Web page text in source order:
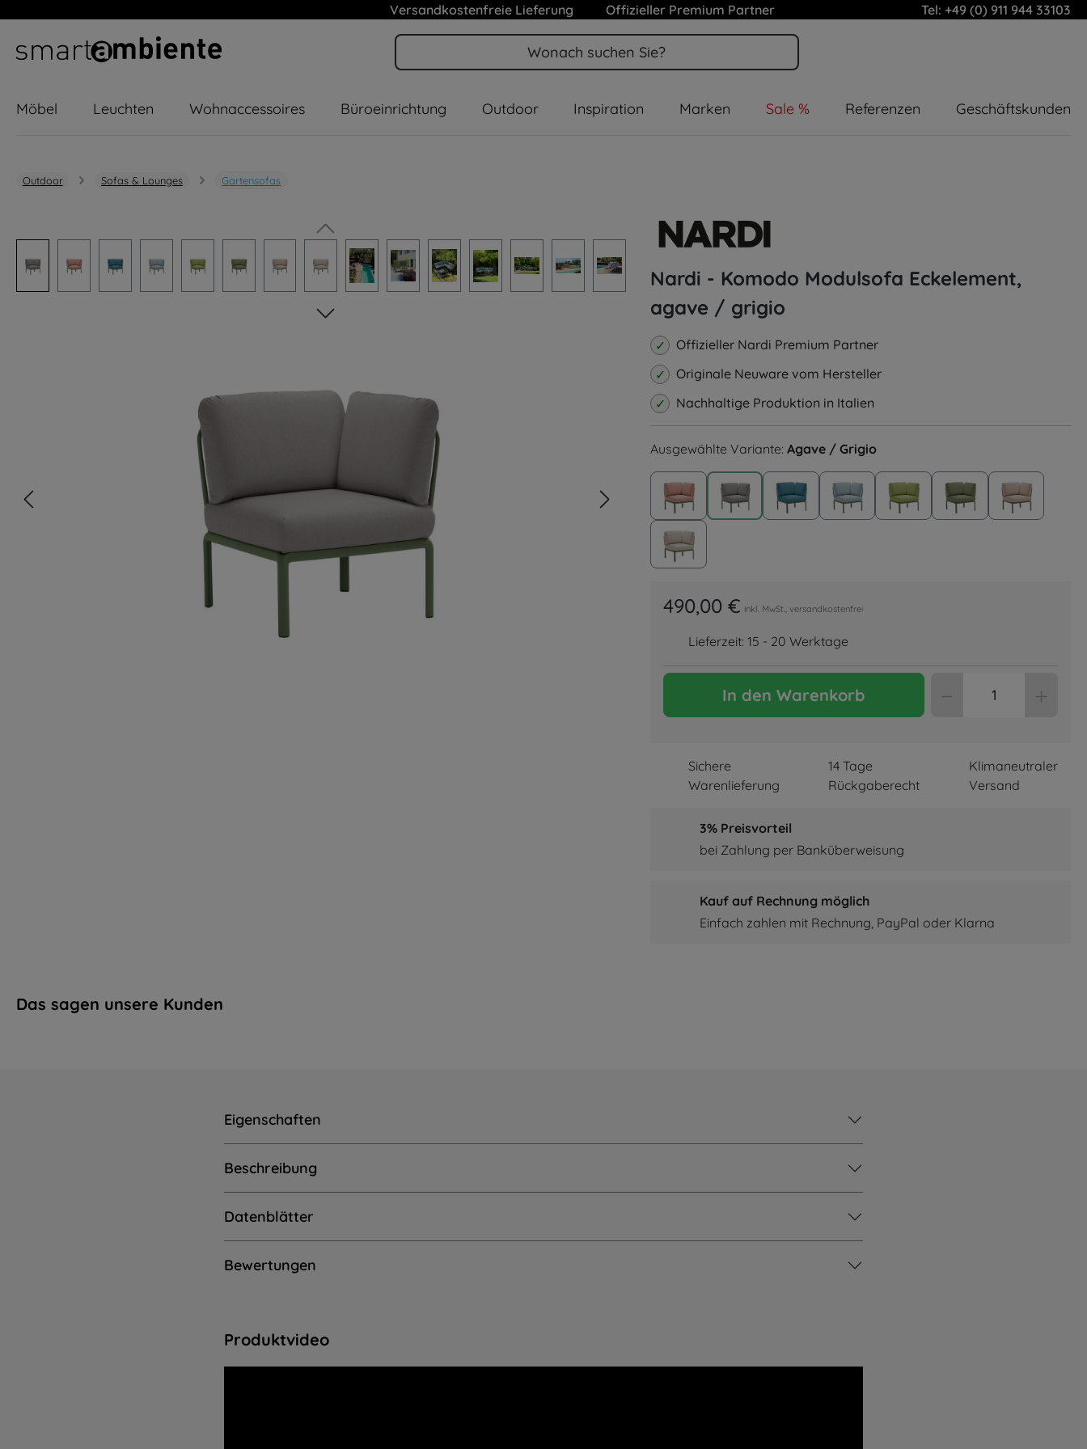
Hauptinhalt springen
Zur Suche springen
Zur Hauptnavigation springen
Versandkostenfreie Lieferung Offizieller Premium Partner Tel: +49 (0) 911 944 33103
Möbel Leuchten Wohnaccessoires Büroeinrichtung Outdoor Inspiration Marken Sale % Referenzen Geschäftskunden
Outdoor Sofas & Lounges Gartensofas
Nardi - Komodo Modulsofa Eckelement,
agave / grigio
Offizieller Nardi Premium Partner
Originale Neuware vom Hersteller
Nachhaltige Produktion in Italien
Ausgewählte Variante: Agave / Grigio
Agave / Rosa Quarzo
Agave / GrigioAgave / Adriatic Sunbrella
Agave / Ghiaccio Sunbrella
Agave / Avocado Sunbrella
Agave / Giungla
Agave /
Agave / Tech Panama
490,00 € inkl. MwSt., versandkostenfrei
Lieferzeit: 15 - 20 Werktage
In den Warenkorb Produkt
Sichere
Warenlieferung
14 Tage
Rückgaberecht
Klimaneutraler
Versand
3% Preisvorteil
bei Zahlung per Banküberweisung
Kauf auf Rechnung möglich
Einfach zahlen mit Rechnung, PayPal oder Klarna
Das sagen unsere Kunden
Eigenschaften
Beschreibung
Datenblätter
Bewertungen
Produktvideo